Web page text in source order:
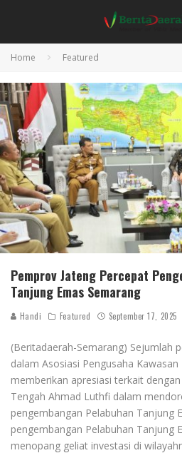
Home Featured
Pemprov Jateng Percepat
Tanjung Emas Semarang
Handi Featured September 17, 2025
(Beritadaerah-Semarang) Sejumlah
dalam Asosiasi Pengusaha Kawasan
memberikan apresiasi terkait
Tengah Ahmad Luthfi dalam
pengembangan Pelabuhan Tanjung
pengembangan Pelabuhan Tanjung
menopang geliat investasi di